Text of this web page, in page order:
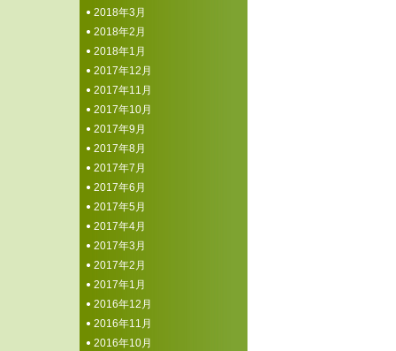
2018年3月
2018年2月
2018年1月
2017年12月
2017年11月
2017年10月
2017年9月
2017年8月
2017年7月
2017年6月
2017年5月
2017年4月
2017年3月
2017年2月
2017年1月
2016年12月
2016年11月
2016年10月